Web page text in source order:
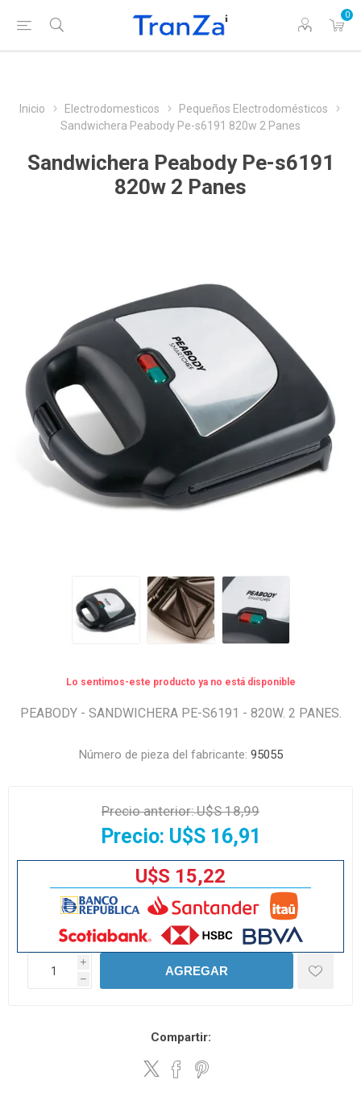
0
Inicio Electrodomesticos
Pequeños Electrodomésticos
Sandwichera Peabody Pe-s6191 820w 2 Panes
Sandwichera Peabody Pe-s6191
820w 2 Panes
Lo sentimos-este producto ya no está disponible
PEABODY - SANDWICHERA PE-S6191 - 820W. 2 PANES.
Número de pieza del fabricante: 95055
Precio anterior:U$S 18,99
Precio: U$S 16,91
U$S 15,22
i
h
AGREGAR
Compartir: